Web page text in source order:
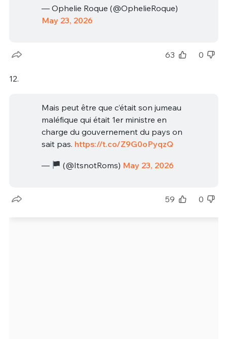
— Ophelie Roque (@OphelieRoque)
May 23, 2026
63 0
12.
Mais peut être que c’était son jumeau
maléfique qui était 1er ministre en
charge du gouvernement du pays on
sait pas. https://t.co/Z9G0oPyqzQ
— (@ItsnotRoms) May 23, 2026
59 0